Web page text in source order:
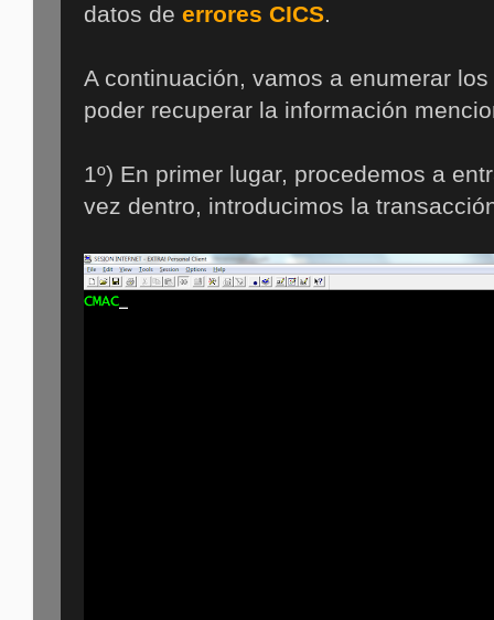
datos de errores CICS.
A continuación, vamos a enumerar
poder recuperar la información
1º) En primer lugar, procedemos a
vez dentro, introducimos la